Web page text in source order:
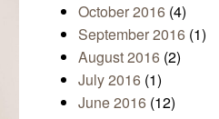
October 2016 (4)
September 2016 (1)
August 2016 (2)
July 2016 (1)
June 2016 (12)